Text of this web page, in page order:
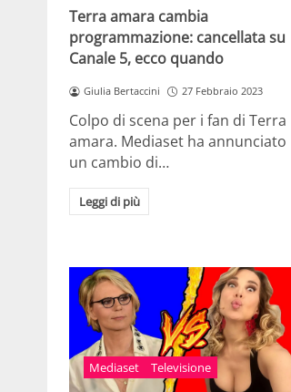
Terra amara cambia
programmazione: cancellata su
Canale 5, ecco quando
Giulia Bertaccini 27 Febbraio 2023
Colpo di scena per i fan di Terra
amara. Mediaset ha annunciato
un cambio di…
Leggi di più
Mediaset Televisione